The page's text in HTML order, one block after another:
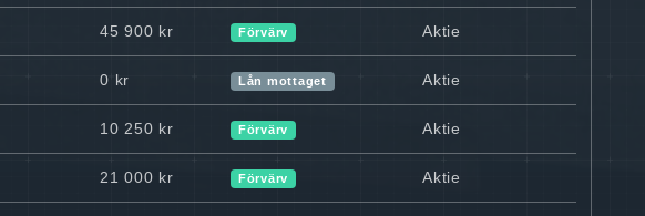
45 900 kr Förvärv Aktie
0 kr Lån mottaget Aktie
10 250 kr Förvärv Aktie
21 000 kr Förvärv Aktie